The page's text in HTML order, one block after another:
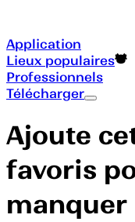
Application
Lieux populaires
Professionnels
Télécharger
Ajoute
favoris
manquer